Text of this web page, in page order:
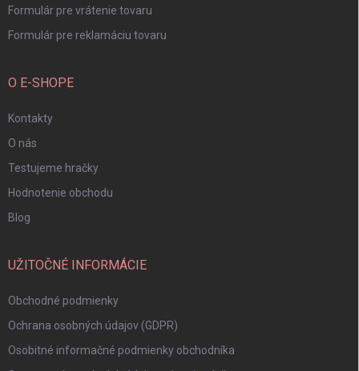
Formulár pre vrátenie tovaru
Formulár pre reklamáciu tovaru
O E-SHOPE
Kontakty
O nás
Testujeme hračky
Hodnotenie obchodu
Blog
UŽITOČNÉ INFORMÁCIE
Obchodné podmienky
Ochrana osobných údajov (GDPR)
Osobitné informačné podmienky obchodníka